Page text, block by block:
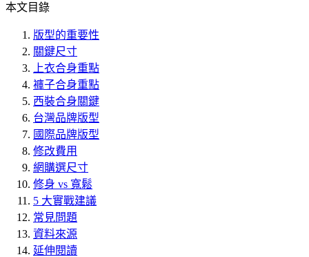
本文目錄
版型的重要性
關鍵尺寸
上衣合身重點
褲子合身重點
西裝合身關鍵
台灣品牌版型
國際品牌版型
修改費用
網購選尺寸
修身 vs 寬鬆
5 大實戰建議
常見問題
資料來源
延伸閱讀